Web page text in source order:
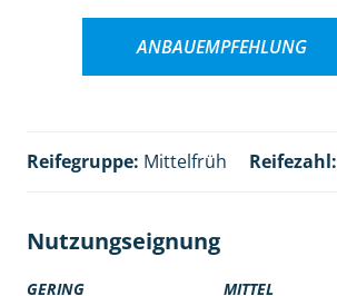
ANBAUEMPFEHLUNG
Reifegruppe: Mittelfrüh Reifezahl:
Nutzungseignung
GERING MITTEL